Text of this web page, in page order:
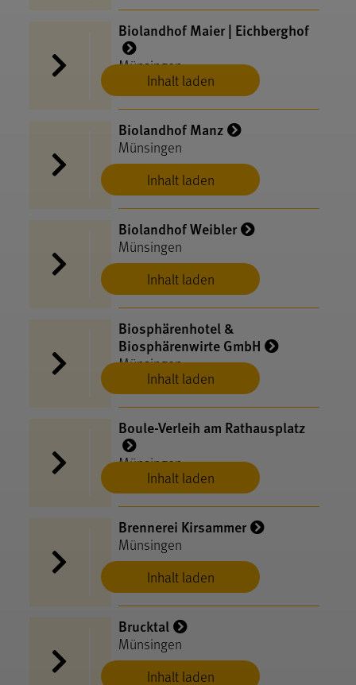
Inhalt laden
Biolandhof Maier | Eichberghof
Münsingen
Inhalt laden
Biolandhof Manz
Münsingen
Inhalt laden
Biolandhof Weibler
Münsingen
Inhalt laden
Biosphärenhotel &
Biosphärenwirte GmbH
Münsingen
Inhalt laden
Boule-Verleih am Rathausplatz
Münsingen
Inhalt laden
Brennerei Kirsammer
Münsingen
Inhalt laden
Brucktal
Münsingen